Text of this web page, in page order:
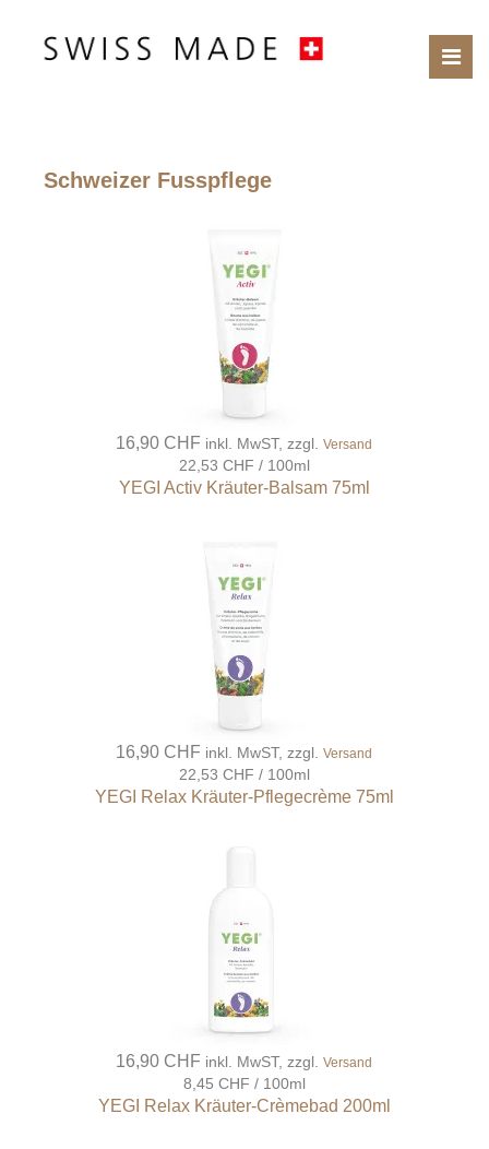
Schweizer Fusspflege
16,90 CHF inkl. MwST, zzgl.Versand
22,53 CHF / 100ml
YEGI Activ Kräuter-Balsam 75ml
16,90 CHF inkl. MwST, zzgl.Versand
22,53 CHF / 100ml
YEGI Relax Kräuter-Pflegecrème 75ml
16,90 CHF inkl. MwST, zzgl.Versand
8,45 CHF / 100ml
YEGI Relax Kräuter-Crèmebad 200ml